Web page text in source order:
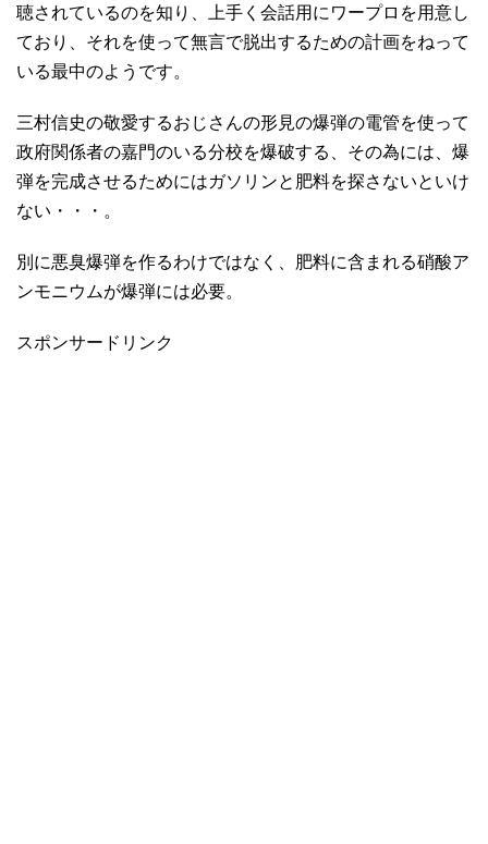
聴されているのを知り、上手く会話用にワープロを用意し
ており、それを使って無言で脱出するための計画をねって
いる最中のようです。
三村信史の敬愛するおじさんの形見の爆弾の電管を使って
政府関係者の嘉門のいる分校を爆破する、その為には、爆
弾を完成させるためにはガソリンと肥料を探さないといけ
ない・・・。
別に悪臭爆弾を作るわけではなく、肥料に含まれる硝酸ア
ンモニウムが爆弾には必要。
スポンサードリンク